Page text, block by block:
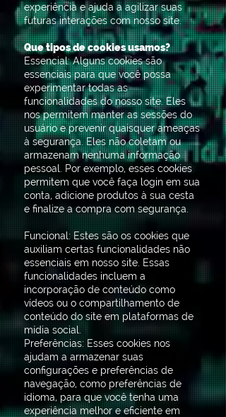
experiência e ajuda a agilizar suas
futuras interações com nosso site.
Que tipos de cookies usamos?
Essencial: Alguns cookies são
essenciais para que você possa
experimentar todas as
funcionalidades do nosso site. Eles
nos permitem manter as sessões do
usuário e prevenir quaisquer ameaças
à segurança. Eles não coletam ou
armazenam nenhuma informação
pessoal. Por exemplo, esses cookies
permitem que você faça login em sua
conta, adicione produtos à sua cesta
e finalize a compra com segurança.
Funcional: Estes são os cookies que
auxiliam certas funcionalidades não
essenciais em nosso site. Essas
funcionalidades incluem a
incorporação de conteúdo como
vídeos ou o compartilhamento de
conteúdo do site em plataformas de
mídia social.
Preferências: Esses cookies nos
ajudam a armazenar suas
configurações e preferências de
navegação, como preferências de
idioma, para que você tenha uma
experiência melhor e eficiente em